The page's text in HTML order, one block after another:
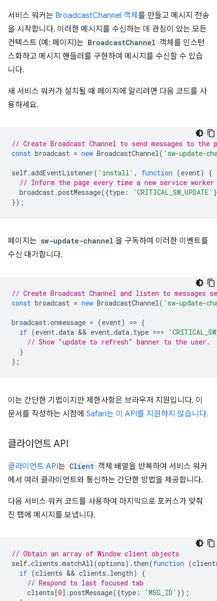
서비스 워커는 BroadcastChannel 객체 를 만들고 메시지 전송
을 시작합니다. 이러한 메시지를 수신하는 데 관심이 있는 모든
컨텍스트 (예: 페이지)는 BroadcastChannel 객체를 인스턴
스화하고 메시지 핸들러를 구현하여 메시지를 수신할 수 있습
니다.
새 서비스 워커가 설치될 때 페이지에 알리려면 다음 코드를 사
용하세요.
// Create Broadcast Channel to send messages to the
const broadcast = new BroadcastChannel( 'sw-update-
self.addEventListener( 'install' , function (event)
{
// Inform the page every time a new service
broadcast.postMessage({type : 'CRITICAL_SW_UPDATE'
});
페이지는 sw-update-channel 을 구독하여 이러한 이벤트를
수신 대기합니다.
// Create Broadcast Channel and listen to messages
const broadcast = new BroadcastChannel( 'sw-update-
broadcast.onmessage = (event) => {
if (event.data && event.data. type ===
// Show "update to refresh" banner to the user.
}
};
이는 간단한 기법이지만 제한사항은 브라우저 지원입니다. 이
문서를 작성하는 시점에 Safari는 이 API를 지원하지 않습니다.
클라이언트 API
클라이언트 API는 Client 객체 배열을 반복하여 서비스 워커
에서 여러 클라이언트와 통신하는 간단한 방법을 제공합니다.
다음 서비스 워커 코드를 사용하여 마지막으로 포커스가 맞춰
진 탭에 메시지를 보냅니다.
// Obtain an array of Window client objects
self.clients .matchAll(options). then(function (
if (clients && clients . length)
{
// Respond to last focused tab
clients [0].postMessage({type : 'MSG_ID' });